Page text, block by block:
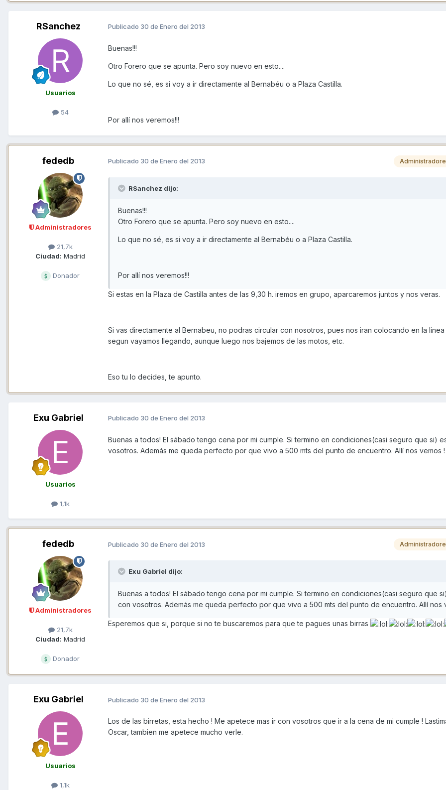
RSanchez
Usuarios
54
Publicado 30 de Enero del 2013
Buenas!!!
Otro Forero que se apunta. Pero soy nuevo en esto....
Lo que no sé, es si voy a ir directamente al Bernabéu o a Plaza Castilla.
Por allí nos veremos!!!
fededb
Administradores
21,7k
Ciudad: Madrid
Donador
Publicado 30 de Enero del 2013
RSanchez dijo:
Buenas!!!
Otro Forero que se apunta. Pero soy nuevo en esto....
Lo que no sé, es si voy a ir directamente al Bernabéu o a Plaza Castilla.
Por allí nos veremos!!!
Si estas en la Plaza de Castilla antes de las 9,30 h. iremos en grupo, aparcaremos juntos y nos veras.
Si vas directamente al Bernabeu, no podras circular con nosotros, pues nos iran colocando en la
segun vayamos llegando, aunque luego nos bajemos de las motos, etc.
Eso tu lo decides, te apunto.
Exu Gabriel
Usuarios
1,1k
Publicado 30 de Enero del 2013
Buenas a todos! El sábado tengo cena por mi cumple. Si termino en condiciones(casi seguro que si)
vosotros. Además me queda perfecto por que vivo a 500 mts del punto de encuentro. Allí nos vemos !
fededb
Administradores
21,7k
Ciudad: Madrid
Donador
Publicado 30 de Enero del 2013
Exu Gabriel dijo:
Buenas a todos! El sábado tengo cena por mi cumple. Si termino en condiciones(casi seguro que
con vosotros. Además me queda perfecto por que vivo a 500 mts del punto de encuentro. Allí nos
Esperemos que si, porque si no te buscaremos para que te pagues unas birras
Exu Gabriel
Usuarios
1,1k
Publicado 30 de Enero del 2013
Los de las birretas, esta hecho ! Me apetece mas ir con vosotros que ir a la cena de mi cumple !
Oscar, tambien me apetece mucho verle.